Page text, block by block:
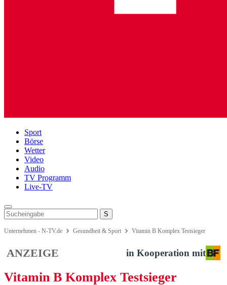
Sport
Börse
Wetter
Video
Audio
TV Programm
Live-TV
Unternehmen - N-TV.de Gesundheit & Sport Vitamin B Komplex Testsieger
ANZEIGE in Kooperation mit
Vitamin B Komplex Testsieger